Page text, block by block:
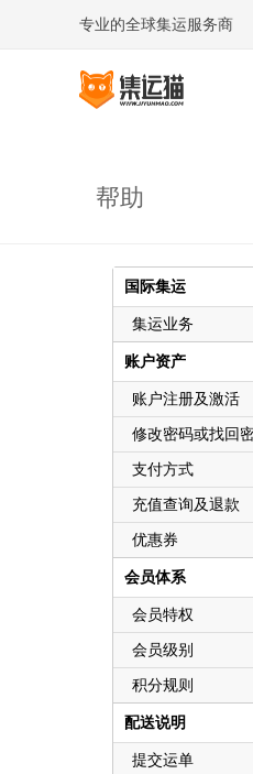
专业的全球集运服务商
帮助
国际集运
集运业务
账户资产
账户注册及激活
修改密码或找回
支付方式
充值查询及退款
优惠券
会员体系
会员特权
会员级别
积分规则
配送说明
提交运单